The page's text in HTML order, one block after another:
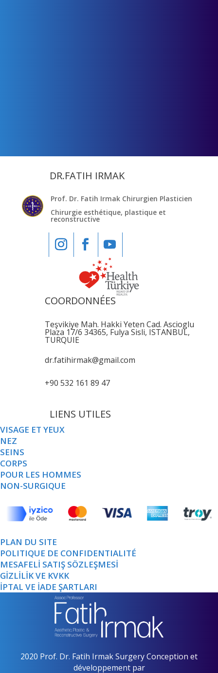
DR.FATIH IRMAK
Prof. Dr. Fatih Irmak Chirurgien Plasticien
Chirurgie esthétique, plastique et
reconstructive
COORDONNÉES
Teşvikiye Mah. Hakki Yeten Cad. Ascioglu
Plaza 17/6 34365, Fulya Sisli, ISTANBUL,
TURQUIE
dr.fatihirmak@gmail.com
+90 532 161 89 47
LIENS UTILES
VISAGE ET YEUX
NEZ
SEINS
CORPS
POUR LES HOMMES
NON-SURGIQUE
PLAN DU SITE
POLITIQUE DE CONFIDENTIALITÉ
MESAFELİ SATIŞ SÖZLEŞMESİ
GİZLİLİK VE KVKK
İPTAL VE İADE ŞARTLARI
2020 Prof. Dr. Fatih Irmak Surgery Conception et
développement par